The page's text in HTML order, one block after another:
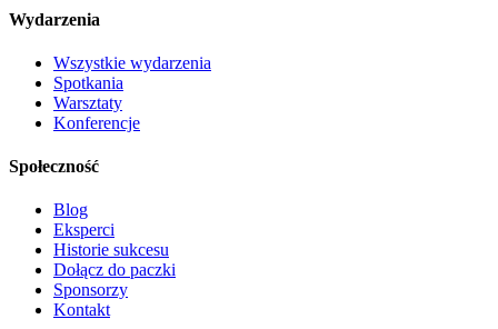
Wydarzenia
Wszystkie wydarzenia
Spotkania
Warsztaty
Konferencje
Społeczność
Blog
Eksperci
Historie sukcesu
Dołącz do paczki
Sponsorzy
Kontakt